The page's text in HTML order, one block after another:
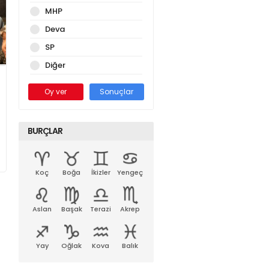
MHP
Deva
SP
Diğer
Oy ver Sonuçlar
BURÇLAR
Koç Boğa İkizler Yengeç
Aslan Başak Terazi Akrep
Yay Oğlak Kova Balık